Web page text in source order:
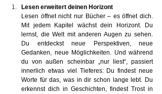
Lesen erweitert deinen Horizont
Lesen öffnet nicht nur Bücher – es öffnet dich.
Mit jedem Kapitel wächst dein Horizont. Du
lernst, die Welt mit anderen Augen zu sehen.
Du entdeckst neue Perspektiven, neue
Gedanken, neue Möglichkeiten. Und während
du von außen scheinbar „nur liest“, passiert
innerlich etwas viel Tieferes: Du findest neue
Worte für das, was in dir schon lange lebt. Du
erkennst dich in Geschichten, findest Trost in